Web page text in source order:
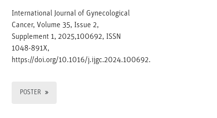
International Journal of Gynecological
Cancer, Volume 35, Issue 2,
Supplement 1, 2025,100692, ISSN
1048-891X,
https://doi.org/10.1016/j.ijgc.2024.100692.
POSTER